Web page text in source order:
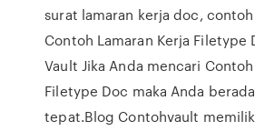
surat lamaran kerja doc,
Contoh Lamaran Kerja Filetype
Vault Jika Anda mencari
Filetype Doc maka Anda
tepat.Blog Contohvault